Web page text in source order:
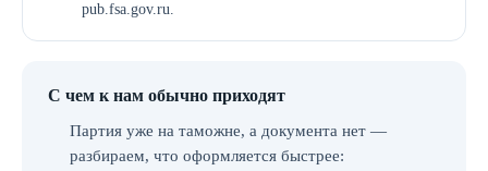
pub.fsa.gov.ru.
С чем к нам обычно приходят
Партия уже на таможне, а документа нет —
разбираем, что оформляется быстрее: